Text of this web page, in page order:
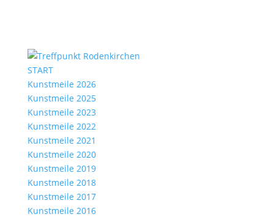
START
Kunstmeile 2026
Kunstmeile 2025
Kunstmeile 2023
Kunstmeile 2022
Kunstmeile 2021
Kunstmeile 2020
Kunstmeile 2019
Kunstmeile 2018
Kunstmeile 2017
Kunstmeile 2016